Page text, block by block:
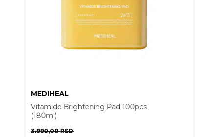
MEDIHEAL
Vitamide Brightening Pad 100pcs
(180ml)
3.990,00RSD